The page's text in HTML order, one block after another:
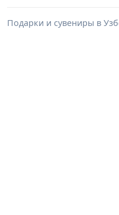
Подарки и сувениры в